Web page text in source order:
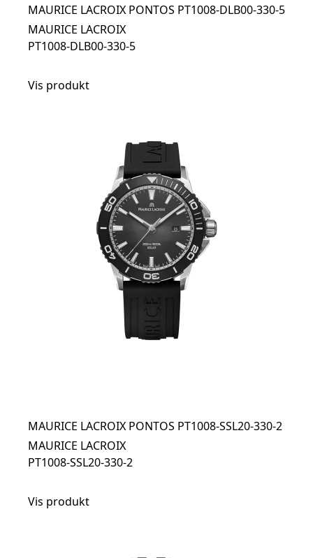
MAURICE LACROIX PONTOS PT1008-DLB00-330-5
MAURICE LACROIX
PT1008-DLB00-330-5
Vis produkt
MAURICE LACROIX PONTOS PT1008-SSL20-330-2
MAURICE LACROIX
PT1008-SSL20-330-2
Vis produkt